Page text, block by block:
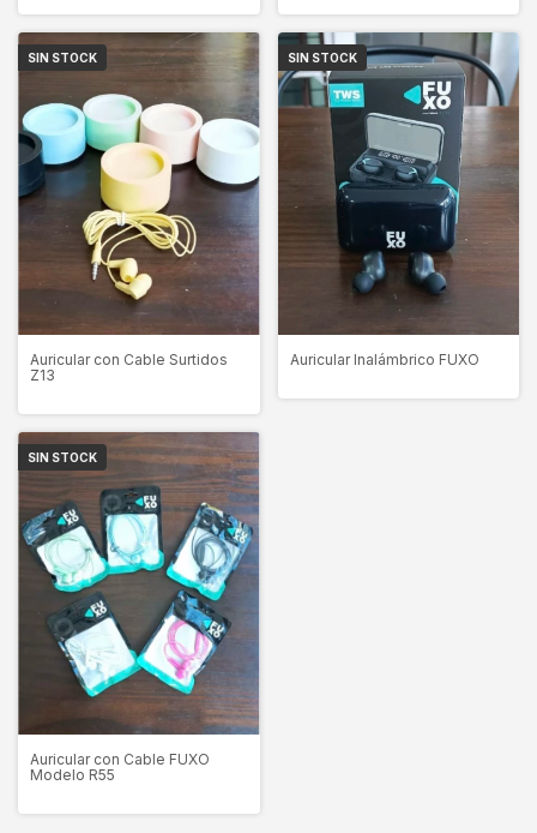
SIN STOCK
Auricular con Cable Surtidos
Z13
SIN STOCK
Auricular Inalámbrico FUXO
SIN STOCK
Auricular con Cable FUXO
Modelo R55